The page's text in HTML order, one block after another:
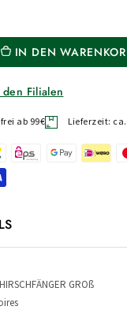
IN DEN
Filialen
ab 99€ Lieferzeit:
GROß